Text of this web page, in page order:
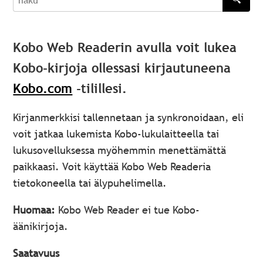
haku
Kobo Web Readerin avulla voit lukea
Kobo-kirjoja ollessasi kirjautuneena
Kobo.com -tilillesi.
Kirjanmerkkisi tallennetaan ja synkronoidaan, eli
voit jatkaa lukemista Kobo-lukulaitteella tai
lukusovelluksessa myöhemmin menettämättä
paikkaasi. Voit käyttää Kobo Web Readeria
tietokoneella tai älypuhelimella.
Huomaa: Kobo Web Reader ei tue Kobo-
äänikirjoja.
Saatavuus